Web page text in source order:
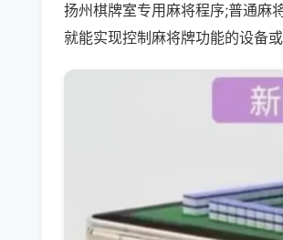
扬州棋牌室专用麻将程序;普通麻
就能实现控制麻将牌功能的设备或